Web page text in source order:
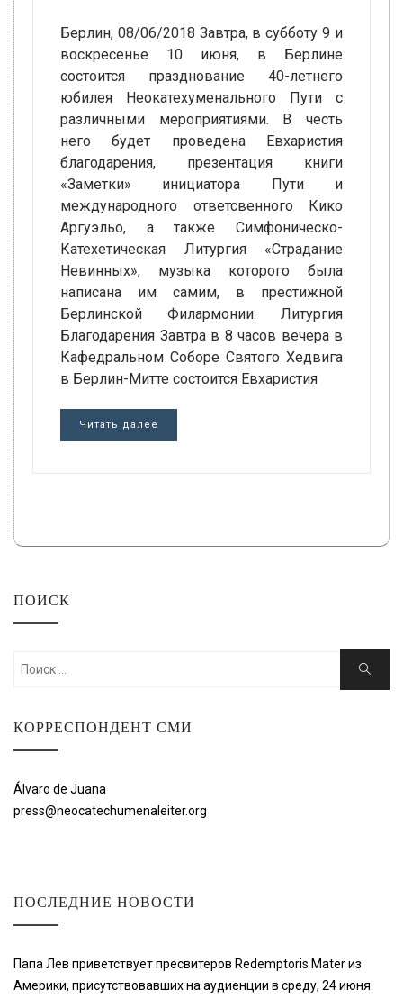
Берлин, 08/06/2018 Завтра, в субботу 9 и
воскресенье 10 июня, в Берлине
состоится празднование 40-летнего
юбилея Неокатехуменального Пути с
различными мероприятиями. В честь
него будет проведена Евхаристия
благодарения, презентация книги
«Заметки» инициатора Пути и
международного ответсвенного Кико
Аргуэльо, а также Симфоническо-
Катехетическая Литургия «Страдание
Невинных», музыка которого была
написана им самим, в престижной
Берлинской Филармонии. Литургия
Благодарения Завтра в 8 часов вечера в
Кафедральном Соборе Святого Хедвига
в Берлин-Митте состоится Евхаристия
Читать далее
ПОИСК
Искать:
Поиск
КОРРЕСПОНДЕНТ СМИ
Álvaro de Juana
press@neocatechumenaleiter.org
ПОСЛЕДНИЕ НОВОСТИ
Папа Лев приветствует пресвитеров Redemptoris Mater из
Америки, присутствовавших на аудиенции в среду, 24 июня